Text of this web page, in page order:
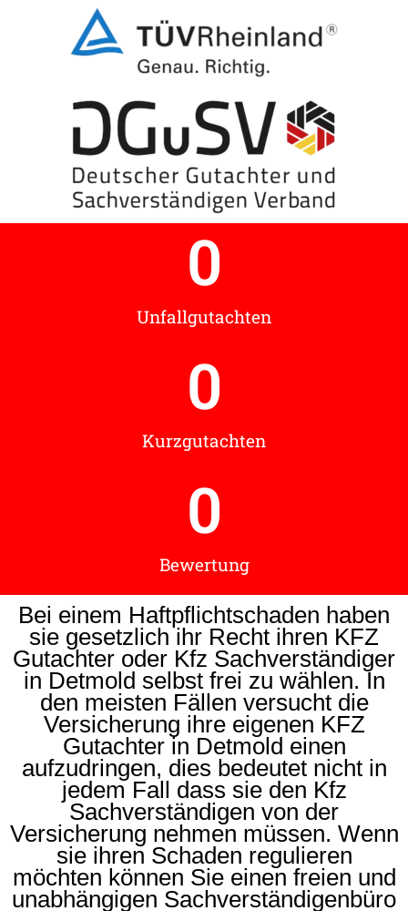
Unfallgutachten
0
Kurzgutachten
0
Bewertung
0
Bei einem Haftpflichtschaden haben
sie gesetzlich ihr Recht ihren KFZ
Gutachter oder Kfz Sachverständiger
in Detmold selbst frei zu wählen. In
den meisten Fällen versucht die
Versicherung ihre eigenen KFZ
Gutachter in Detmold einen
aufzudringen, dies bedeutet nicht in
jedem Fall dass sie den Kfz
Sachverständigen von der
Versicherung nehmen müssen. Wenn
sie ihren Schaden regulieren
möchten können Sie einen freien und
unabhängigen Sachverständigenbüro